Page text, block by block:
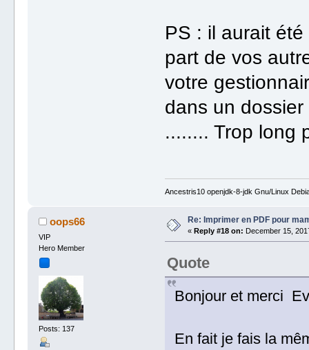
PS : il aurait
part de vos
votre
dans un
........ Trop long
Ancestris10 openjdk-8-jdk Gnu/Linux
oops66
VIP
Hero Member
Posts: 137
Re: Imprimer en PDF pour
« Reply #18 on: December 15,
Quote
Bonjour et merci
En fait je fais la